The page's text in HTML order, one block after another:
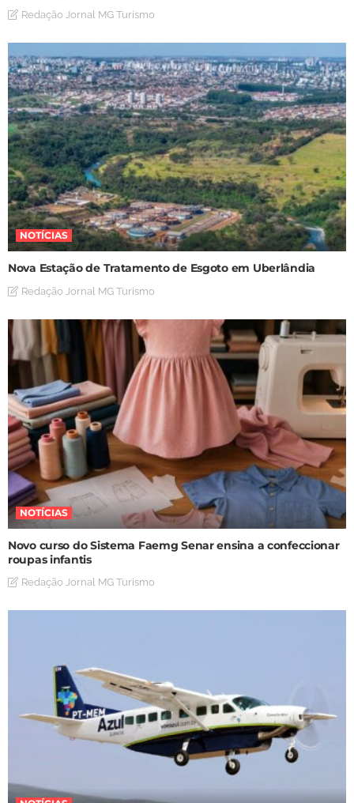
Redação Jornal MG Turismo
NOTÍCIAS
Nova Estação de Tratamento de Esgoto em Uberlândia
Redação Jornal MG Turismo
NOTÍCIAS
Novo curso do Sistema Faemg Senar ensina a confeccionar
roupas infantis
Redação Jornal MG Turismo